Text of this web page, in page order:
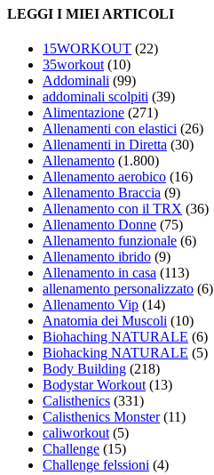
LEGGI I MIEI ARTICOLI
15WORKOUT (22)
35workout(10)
Addominali (99)
addominali scolpiti (39)
Alimentazione (271)
Allenamenti con elastici (26)
Allenamenti in Diretta (30)
Allenamento (1.800)
Allenamento aerobico (16)
Allenamento Braccia (9)
Allenamento con il TRX (36)
Allenamento Donne (75)
Allenamento funzionale (6)
Allenamento ibrido (9)
Allenamento in casa (113)
allenamento personalizzato (6)
Allenamento Vip (14)
Anatomia dei Muscoli (10)
Biohaching NATURALE (6)
Biohacking NATURALE (5)
Body Building (218)
Bodystar Workout(13)
Calisthenics (331)
Calisthenics Monster(11)
caliworkout(5)
Challenge (15)
Challenge felssioni (4)